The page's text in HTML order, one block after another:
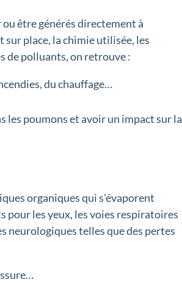
être générés directement à
place, la chimie utilisée, les
de polluants, on retrouve :
du chauffage…
les poumons et avoir un impact sur la
organiques qui s’évaporent
pour les yeux, les voies respiratoires
neurologiques telles que des pertes